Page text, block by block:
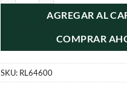
AGREGAR AL
COMPRAR
SKU: RL64600